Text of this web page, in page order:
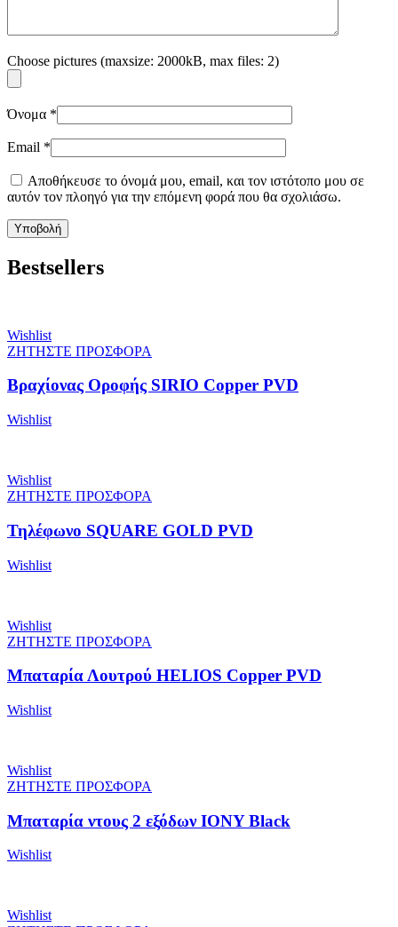
Choose pictures (maxsize: 2000kB, max files: 2)
Όνομα *
Email *
Αποθήκευσε το όνομά μου, email, και τον ιστότοπο μου σε
αυτόν τον πλοηγό για την επόμενη φορά που θα σχολιάσω.
Bestsellers
Wishlist
ΖΗΤΗΣΤΕ ΠΡΟΣΦΟΡΑ
Βραχίονας Οροφής SIRIO Copper PVD
Wishlist
Wishlist
ΖΗΤΗΣΤΕ ΠΡΟΣΦΟΡΑ
Τηλέφωνο SQUARE GOLD PVD
Wishlist
Wishlist
ΖΗΤΗΣΤΕ ΠΡΟΣΦΟΡΑ
Μπαταρία Λουτρού HELIOS Copper PVD
Wishlist
Wishlist
ΖΗΤΗΣΤΕ ΠΡΟΣΦΟΡΑ
Μπαταρία ντους 2 εξόδων IONY Black
Wishlist
Wishlist